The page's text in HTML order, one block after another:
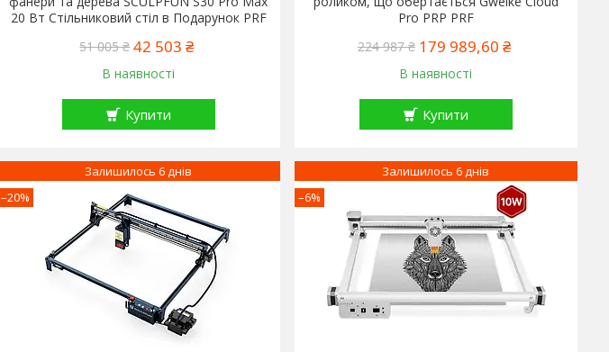
20 Вт Стільниковий стіл в Подарунок PRF
51 005 ₴ 42 503 ₴
В наявності
Купити
Pro PRP PRF
224 987 ₴ 179 989,60 ₴
В наявності
Купити
–20%
Залишилось 6 днів
–6%
Залишилось 6 днів